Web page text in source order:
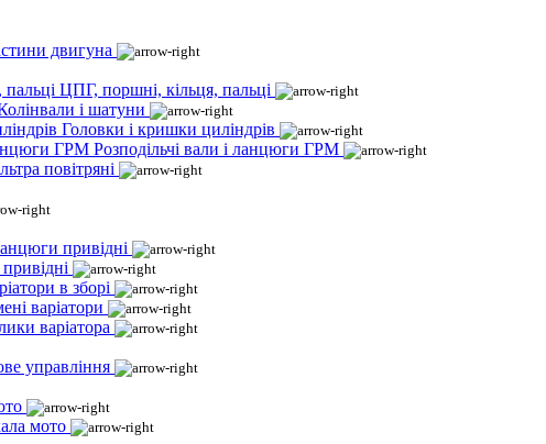
двигуна
ЦПГ, поршні, кільця, пальці
і шатуни
Головки і кришки циліндрів
Розподільчі вали і ланцюги ГРМ
повітряні
привідні
в зборі
варіатори
варіатора
управління
мото